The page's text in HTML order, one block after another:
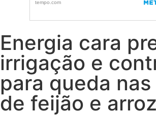
Energia cara
irrigação e
para queda
de feijão e arroz